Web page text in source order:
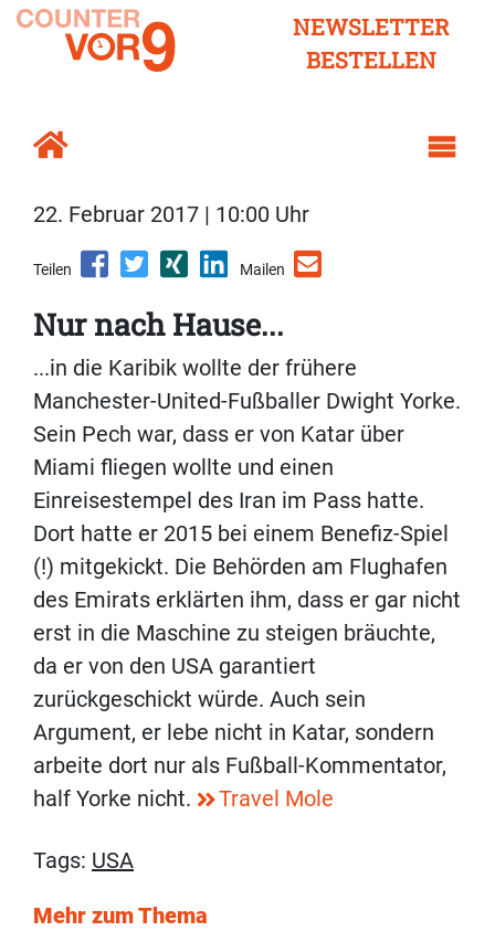
NEWSLETTER
BESTELLEN
22. Februar 2017 | 10:00 Uhr
Teilen Mailen
Nur nach Hause...
...in die Karibik wollte der frühere
Manchester-United-Fußballer Dwight Yorke.
Sein Pech war, dass er von Katar über
Miami fliegen wollte und einen
Einreisestempel des Iran im Pass hatte.
Dort hatte er 2015 bei einem Benefiz-Spiel
(!) mitgekickt. Die Behörden am Flughafen
des Emirats erklärten ihm, dass er gar nicht
erst in die Maschine zu steigen bräuchte,
da er von den USA garantiert
zurückgeschickt würde. Auch sein
Argument, er lebe nicht in Katar, sondern
arbeite dort nur als Fußball-Kommentator,
half Yorke nicht.
Travel Mole
Tags: USA
Mehr zum Thema